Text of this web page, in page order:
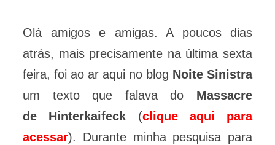
Olá amigos e amigas. A poucos dias
atrás, mais precisamente na última sexta
feira, foi ao ar aqui no blog Noite Sinistra
um texto que falava do Massacre
de Hinterkaifeck (clique aqui para
acessar). Durante minha pesquisa para